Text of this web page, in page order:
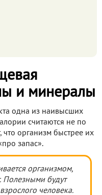
и минералы
одна из наивысших
считаются не по
что организм быстрее их
запас».
организмом,
Полезными будут
человека.